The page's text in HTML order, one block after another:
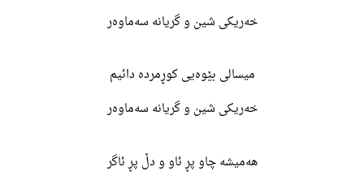
خەریکی شین و گریانە سەماوەر
میسالی بێوەیی کوڕمردە دائیم
خەریکی شین و گریانە سەماوەر
هەمیشە چاو پڕ ئاو و دڵ پڕ ئاگر